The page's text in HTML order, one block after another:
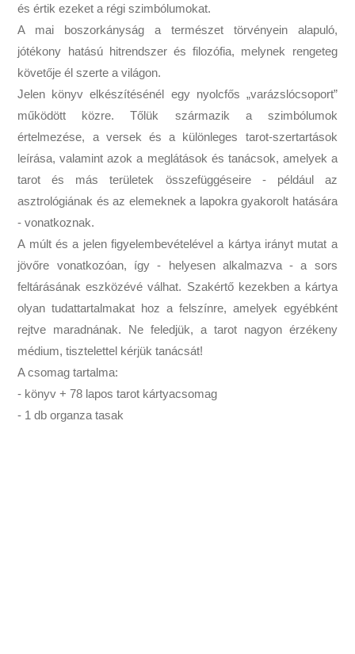
és értik ezeket a régi szimbólumokat.
A mai boszorkányság a természet törvényein alapuló,
jótékony hatású hitrendszer és filozófia, melynek rengeteg
követője él szerte a világon.
Jelen könyv elkészítésénél egy nyolcfős „varázslócsoport”
működött közre. Tőlük származik a szimbólumok
értelmezése, a versek és a különleges tarot-szertartások
leírása, valamint azok a meglátások és tanácsok, amelyek a
tarot és más területek összefüggéseire - például az
asztrológiának és az elemeknek a lapokra gyakorolt hatására
- vonatkoznak.
A múlt és a jelen figyelembevételével a kártya irányt mutat a
jövőre vonatkozóan, így - helyesen alkalmazva - a sors
feltárásának eszközévé válhat. Szakértő kezekben a kártya
olyan tudattartalmakat hoz a felszínre, amelyek egyébként
rejtve maradnának. Ne feledjük, a tarot nagyon érzékeny
médium, tisztelettel kérjük tanácsát!
A csomag tartalma:
- könyv + 78 lapos tarot kártyacsomag
- 1 db organza tasak